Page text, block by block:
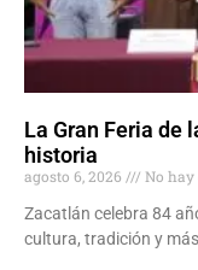
La Gran Feria de
historia
agosto 6, 2026
No
Zacatlán celebra 84
cultura, tradición y